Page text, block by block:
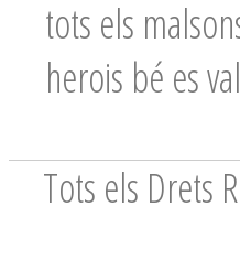
tots els
herois bé es
Tots els Drets